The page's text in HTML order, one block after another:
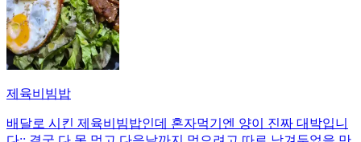
제육비빔밥
배달로 시킨 제육비빔밥인데 혼자먹기엔 양이 진짜 대박입니